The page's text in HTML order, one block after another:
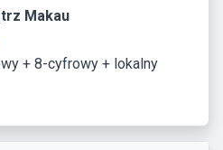
Makau
+ 8-cyfrowy + lokalny